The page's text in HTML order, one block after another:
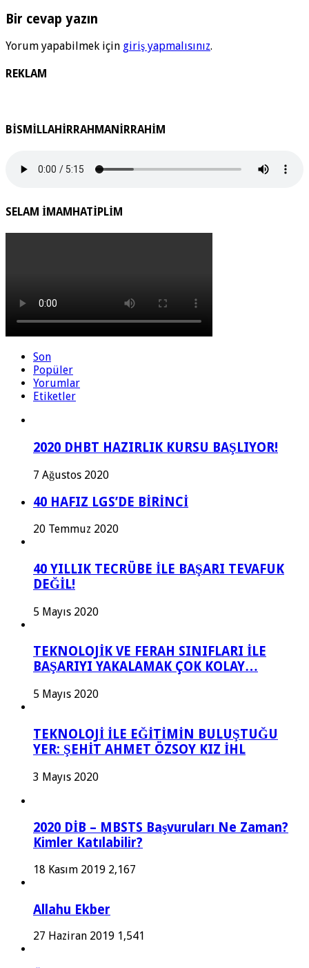
Bir cevap yazın
Yorum yapabilmek için giriş yapmalısınız.
REKLAM
BİSMİLLAHİRRAHMANİRRAHİM
SELAM İMAMHATİPLİM
Son
Popüler
Yorumlar
Etiketler
2020 DHBT HAZIRLIK KURSU BAŞLIYOR!
7 Ağustos 2020
40 HAFIZ LGS’DE BİRİNCİ
20 Temmuz 2020
40 YILLIK TECRÜBE İLE BAŞARI TEVAFUK
DEĞİL!
5 Mayıs 2020
TEKNOLOJİK VE FERAH SINIFLARI İLE
BAŞARIYI YAKALAMAK ÇOK KOLAY…
5 Mayıs 2020
TEKNOLOJİ İLE EĞİTİMİN BULUŞTUĞU
YER: ŞEHİT AHMET ÖZSOY KIZ İHL
3 Mayıs 2020
2020 DİB – MBSTS Başvuruları Ne Zaman?
Kimler Katılabilir?
18 Kasım 2019 2,167
Allahu Ekber
27 Haziran 2019 1,541